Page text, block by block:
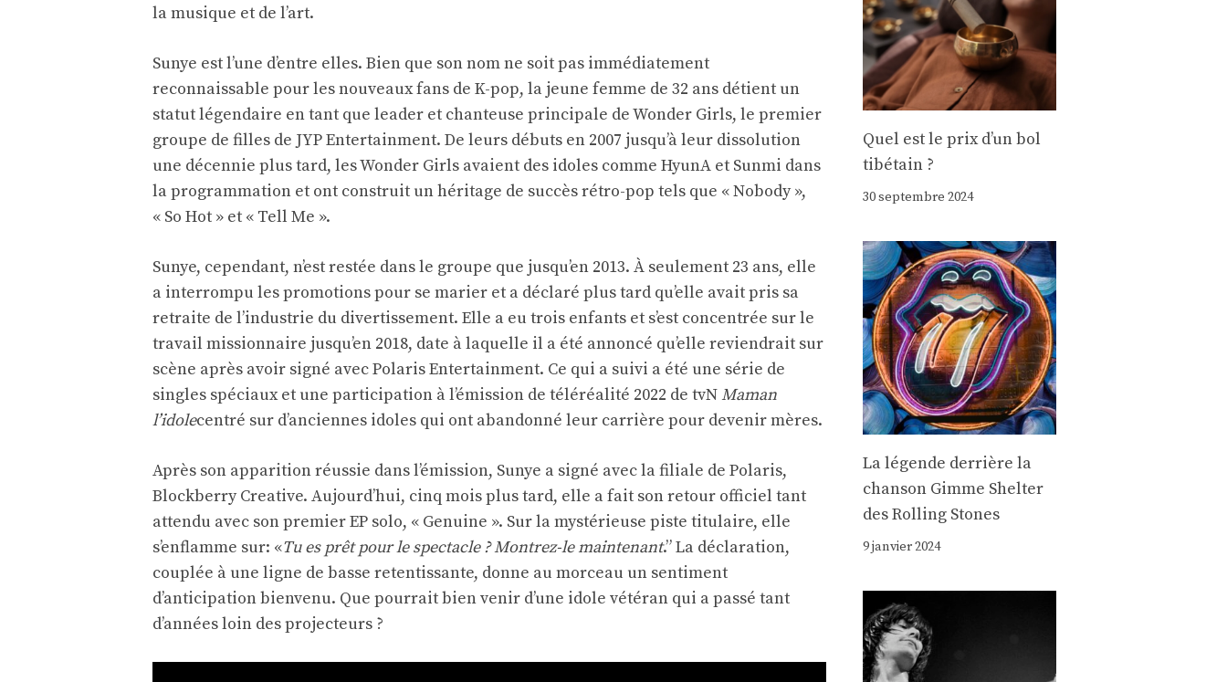
la musique et de l’art.
Sunye est l’une d’entre elles. Bien que son nom ne soit pas immédiatement
reconnaissable pour les nouveaux fans de K-pop, la jeune femme de 32 ans détient un
statut légendaire en tant que leader et chanteuse principale de Wonder Girls, le premier
groupe de filles de JYP Entertainment. De leurs débuts en 2007 jusqu’à leur dissolution
une décennie plus tard, les Wonder Girls avaient des idoles comme HyunA et Sunmi dans
la programmation et ont construit un héritage de succès rétro-pop tels que « Nobody »,
« So Hot » et « Tell Me ».
Sunye, cependant, n’est restée dans le groupe que jusqu’en 2013. À seulement 23 ans, elle
a interrompu les promotions pour se marier et a déclaré plus tard qu’elle avait pris sa
retraite de l’industrie du divertissement. Elle a eu trois enfants et s’est concentrée sur le
travail missionnaire jusqu’en 2018, date à laquelle il a été annoncé qu’elle reviendrait sur
scène après avoir signé avec Polaris Entertainment. Ce qui a suivi a été une série de
singles spéciaux et une participation à l’émission de téléréalité 2022 de tvNMaman
l’idolecentré sur d’anciennes idoles qui ont abandonné leur carrière pour devenir mères.
Après son apparition réussie dans l’émission, Sunye a signé avec la filiale de Polaris,
Blockberry Creative. Aujourd’hui, cinq mois plus tard, elle a fait son retour officiel tant
attendu avec son premier EP solo, « Genuine ». Sur la mystérieuse piste titulaire, elle
s’enflamme sur: «Tu es prêt pour le spectacle ? Montrez-le maintenant.” La déclaration,
couplée à une ligne de basse retentissante, donne au morceau un sentiment
d’anticipation bienvenu. Que pourrait bien venir d’une idole vétéran qui a passé tant
d’années loin des projecteurs ?
Quel est le prix d’un bol
tibétain ?
30 septembre 2024
La légende derrière la
chanson Gimme Shelter
des Rolling Stones
9 janvier 2024